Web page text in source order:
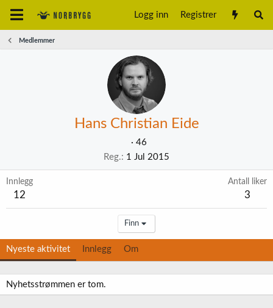
Logg inn Registrer
Medlemmer
Hans Christian Eide
· 46
Reg.
1 Jul 2015
Innlegg
12
Antall liker
3
Finn
Nyeste aktivitet Innlegg Om
Nyhetsstrømmen er tom.